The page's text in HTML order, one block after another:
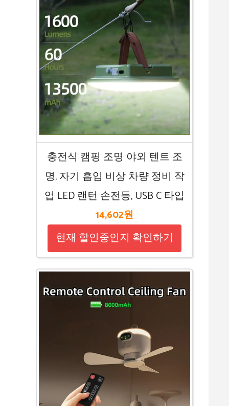
충전식 캠핑 조명 야외 텐트 조
명, 자기 흡입 비상 차량 정비 작
업 LED 랜턴 손전등, USB C 타입
14,602원
현재 할인중인지 확인하기